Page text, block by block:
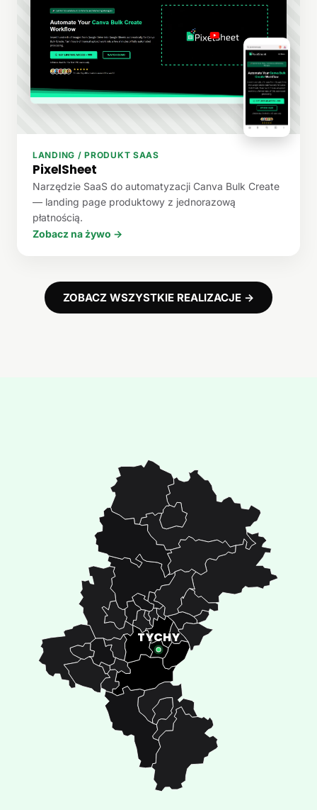
LANDING / PRODUKT SAAS
PixelSheet
Narzędzie SaaS do automatyzacji Canva Bulk Create
— landing page produktowy z jednorazową
płatnością.
Zobacz na żywo →
ZOBACZ WSZYSTKIE REALIZACJE →